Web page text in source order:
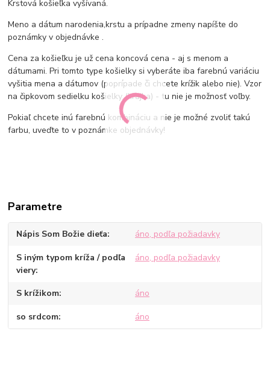
Krstová košieľka vyšívaná.
Meno a dátum narodenia,krstu a prípadne zmeny napíšte do
poznámky v objednávke .
Cena za košieľku je už cena koncová cena - aj s menom a
dátumami. Pri tomto type košielky si vyberáte iba farebnú variáciu
vyšitia mena a dátumov (poprípade či chcete krížik alebo nie). Vzor
na čipkovom sedielku košielky (krajka) - tu nie je možnosť voľby.
Pokiaľ chcete inú farebnú kombináciu a nie je možné zvoliť takú
farbu, uveďte to v poznámke objednávky!
Parametre
Nápis Som Božie dieťa áno, podľa požiadavky
S iným typom kríža / podľa
viery
áno, podľa požiadavky
S krížikom áno
so srdcom áno